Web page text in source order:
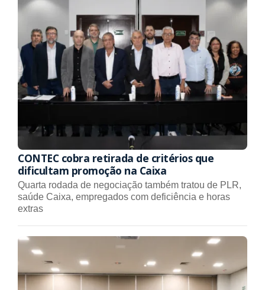
CONTEC cobra retirada de critérios que
dificultam promoção na Caixa
Quarta rodada de negociação também tratou de PLR,
saúde Caixa, empregados com deficiência e horas
extras